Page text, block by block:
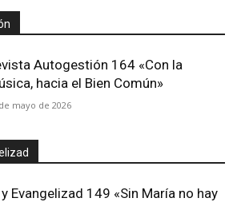
Autogestión 164 «Con la
hacia el Bien Común»
mayo de 2026
Evangelizad 149 «Sin María no hay